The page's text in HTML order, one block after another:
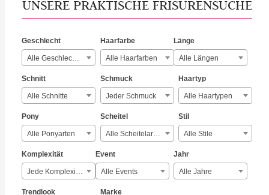
UNSERE PRAKTISCHE FRISURENSUCHE
Geschlecht
Alle Geschlechter
Haarfarbe
Alle Haarfarben
Länge
Alle Längen
Schnitt
Alle Schnitte
Schmuck
Jeder Schmuck
Haartyp
Alle Haartypen
Pony
Alle Ponyarten
Scheitel
Alle Scheitelarten
Stil
Alle Stile
Komplexität
Jede Komplexität
Event
Alle Events
Jahr
Alle Jahre
Trendlook Marke